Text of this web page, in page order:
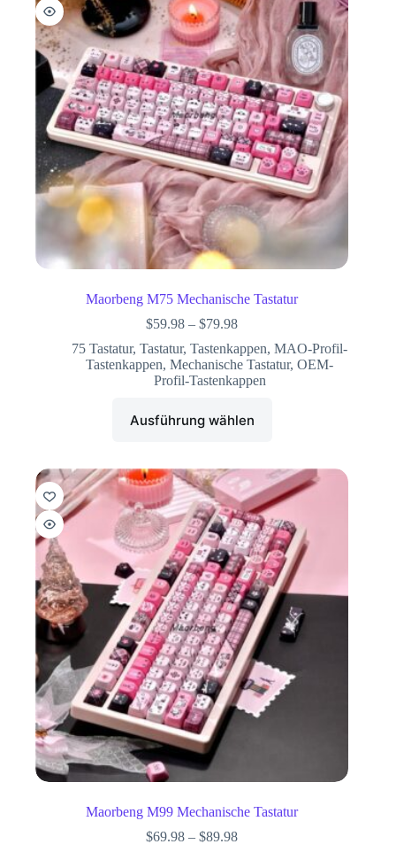
Maorbeng M75 Mechanische Tastatur
$59.98 –$79.98
75 Tastatur,Tastatur,Tastenkappen,MAO-Profil-
Tastenkappen,Mechanische Tastatur,OEM-
Profil-Tastenkappen
Ausführung wählen
Maorbeng M99 Mechanische Tastatur
$69.98 –$89.98